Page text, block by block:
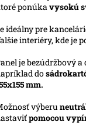
ponúka vysokú
ideálny pre
interiéry, kde je
je bezúdržbový
do
mm.
výberu
pomocou